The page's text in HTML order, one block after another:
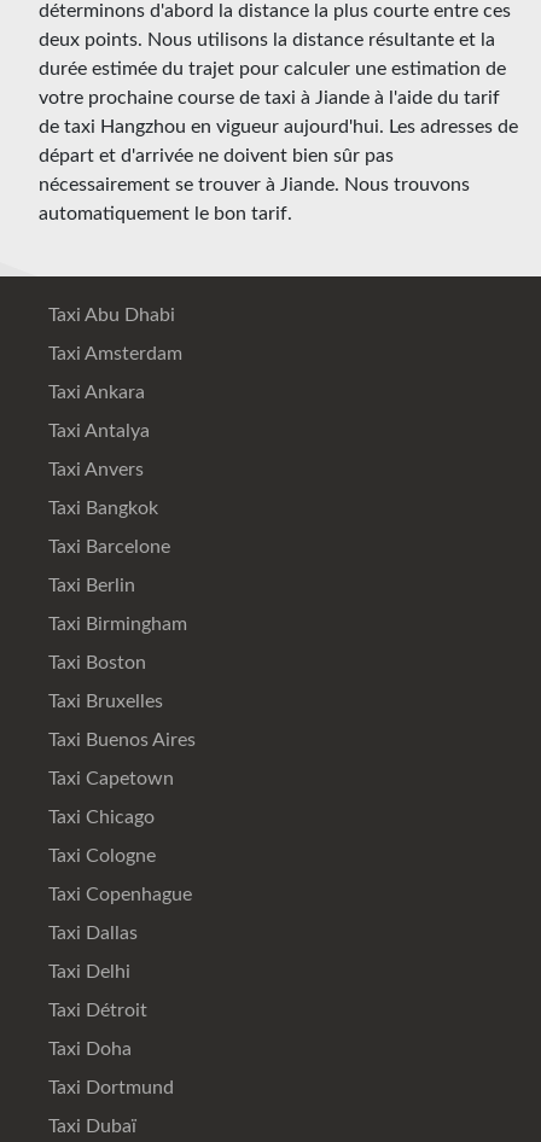
déterminons d'abord la distance la plus courte entre ces
deux points. Nous utilisons la distance résultante et la
durée estimée du trajet pour calculer une estimation de
votre prochaine course de taxi à Jiande à l'aide du tarif
de taxi Hangzhou en vigueur aujourd'hui. Les adresses de
départ et d'arrivée ne doivent bien sûr pas
nécessairement se trouver à Jiande. Nous trouvons
automatiquement le bon tarif.
Taxi Abu Dhabi
Taxi Amsterdam
Taxi Ankara
Taxi Antalya
Taxi Anvers
Taxi Bangkok
Taxi Barcelone
Taxi Berlin
Taxi Birmingham
Taxi Boston
Taxi Bruxelles
Taxi Buenos Aires
Taxi Capetown
Taxi Chicago
Taxi Cologne
Taxi Copenhague
Taxi Dallas
Taxi Delhi
Taxi Détroit
Taxi Doha
Taxi Dortmund
Taxi Dubaï